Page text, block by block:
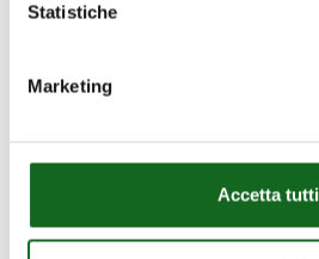
Statistiche
Marketing
Accetta tutti